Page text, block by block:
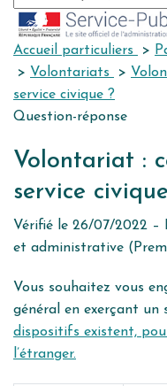
Accueil particuliers >
> Volontariats >
service civique ?
Question-réponse
Volontariat :
service
Vérifié le 26/07/2022 –
et administrative
Vous souhaitez vous
général en exerçant un
dispositifs existent,
l’étranger.